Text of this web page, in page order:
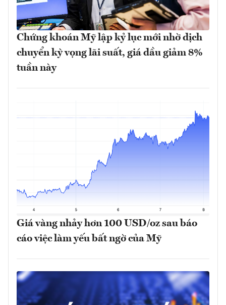
Chứng khoán Mỹ lập kỷ lục mới nhờ dịch
chuyển kỳ vọng lãi suất, giá dầu giảm 8%
tuần này
Giá vàng nhảy hơn 100 USD/oz sau báo
cáo việc làm yếu bất ngờ của Mỹ